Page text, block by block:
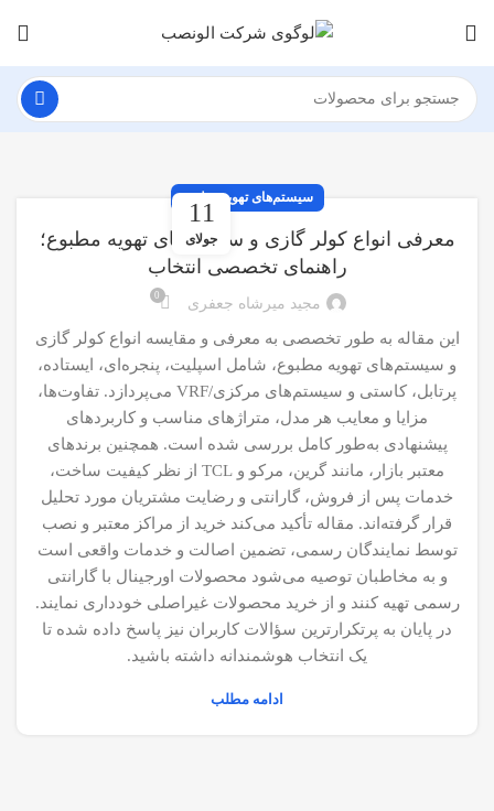
11
جولای
سیستم‌های تهویه مطبوع
معرفی انواع کولر گازی و سیستم‌های تهویه مطبوع؛
راهنمای تخصصی انتخاب
مجید میرشاه جعفری 0
این مقاله به طور تخصصی به معرفی و مقایسه انواع کولر گازی
و سیستم‌های تهویه مطبوع، شامل اسپلیت، پنجره‌ای، ایستاده،
پرتابل، کاستی و سیستم‌های مرکزی/VRF می‌پردازد. تفاوت‌ها،
مزایا و معایب هر مدل، متراژهای مناسب و کاربردهای
پیشنهادی به‌طور کامل بررسی شده است. همچنین برندهای
معتبر بازار، مانند گرین، مرکو و TCL از نظر کیفیت ساخت،
خدمات پس از فروش، گارانتی و رضایت مشتریان مورد تحلیل
قرار گرفته‌اند. مقاله تأکید می‌کند خرید از مراکز معتبر و نصب
توسط نمایندگان رسمی، تضمین اصالت و خدمات واقعی است
و به مخاطبان توصیه می‌شود محصولات اورجینال با گارانتی
رسمی تهیه کنند و از خرید محصولات غیراصلی خودداری نمایند.
در پایان به پرتکرارترین سؤالات کاربران نیز پاسخ داده شده تا
یک انتخاب هوشمندانه داشته باشید.
ادامه مطلب